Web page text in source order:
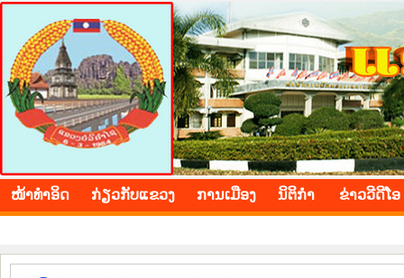
BOLIKHAMXAY PROVINCE
ໜ້າ​ທຳ​ອິດ ​ກ່ຽວ​ກັບ​ແຂວງ ​ການ​ເມືອງ ນິ​ຕິ​ກຳ ຂ່າວ​ວີ​ດີ​ໂອ